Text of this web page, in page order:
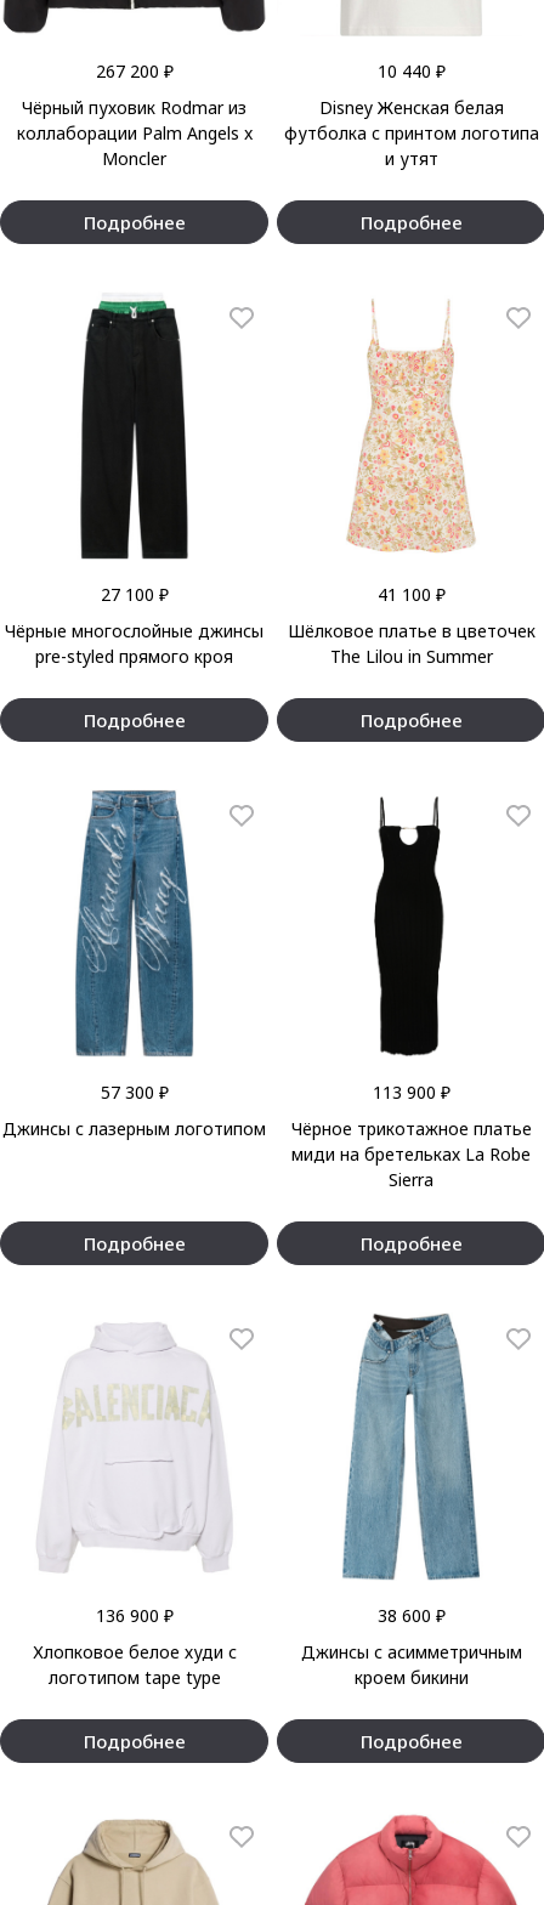
267 200 ₽
Чёрный пуховик Rodmar из
коллаборации Palm Angels x
Moncler
Подробнее
10 440 ₽
Disney Женская белая
футболка c принтом логотипа
и утят
Подробнее
27 100 ₽
Чёрные многослойные джинсы
pre-styled прямого кроя
Подробнее
41 100 ₽
Шёлковое платье в цветочек
The Lilou in Summer
Подробнее
57 300 ₽
Джинсы с лазерным логотипом
Подробнее
113 900 ₽
Чёрное трикотажное платье
миди на бретельках La Robe
Sierra
Подробнее
136 900 ₽
Хлопковое белое худи с
логотипом tape type
Подробнее
38 600 ₽
Джинсы с асимметричным
кроем бикини
Подробнее